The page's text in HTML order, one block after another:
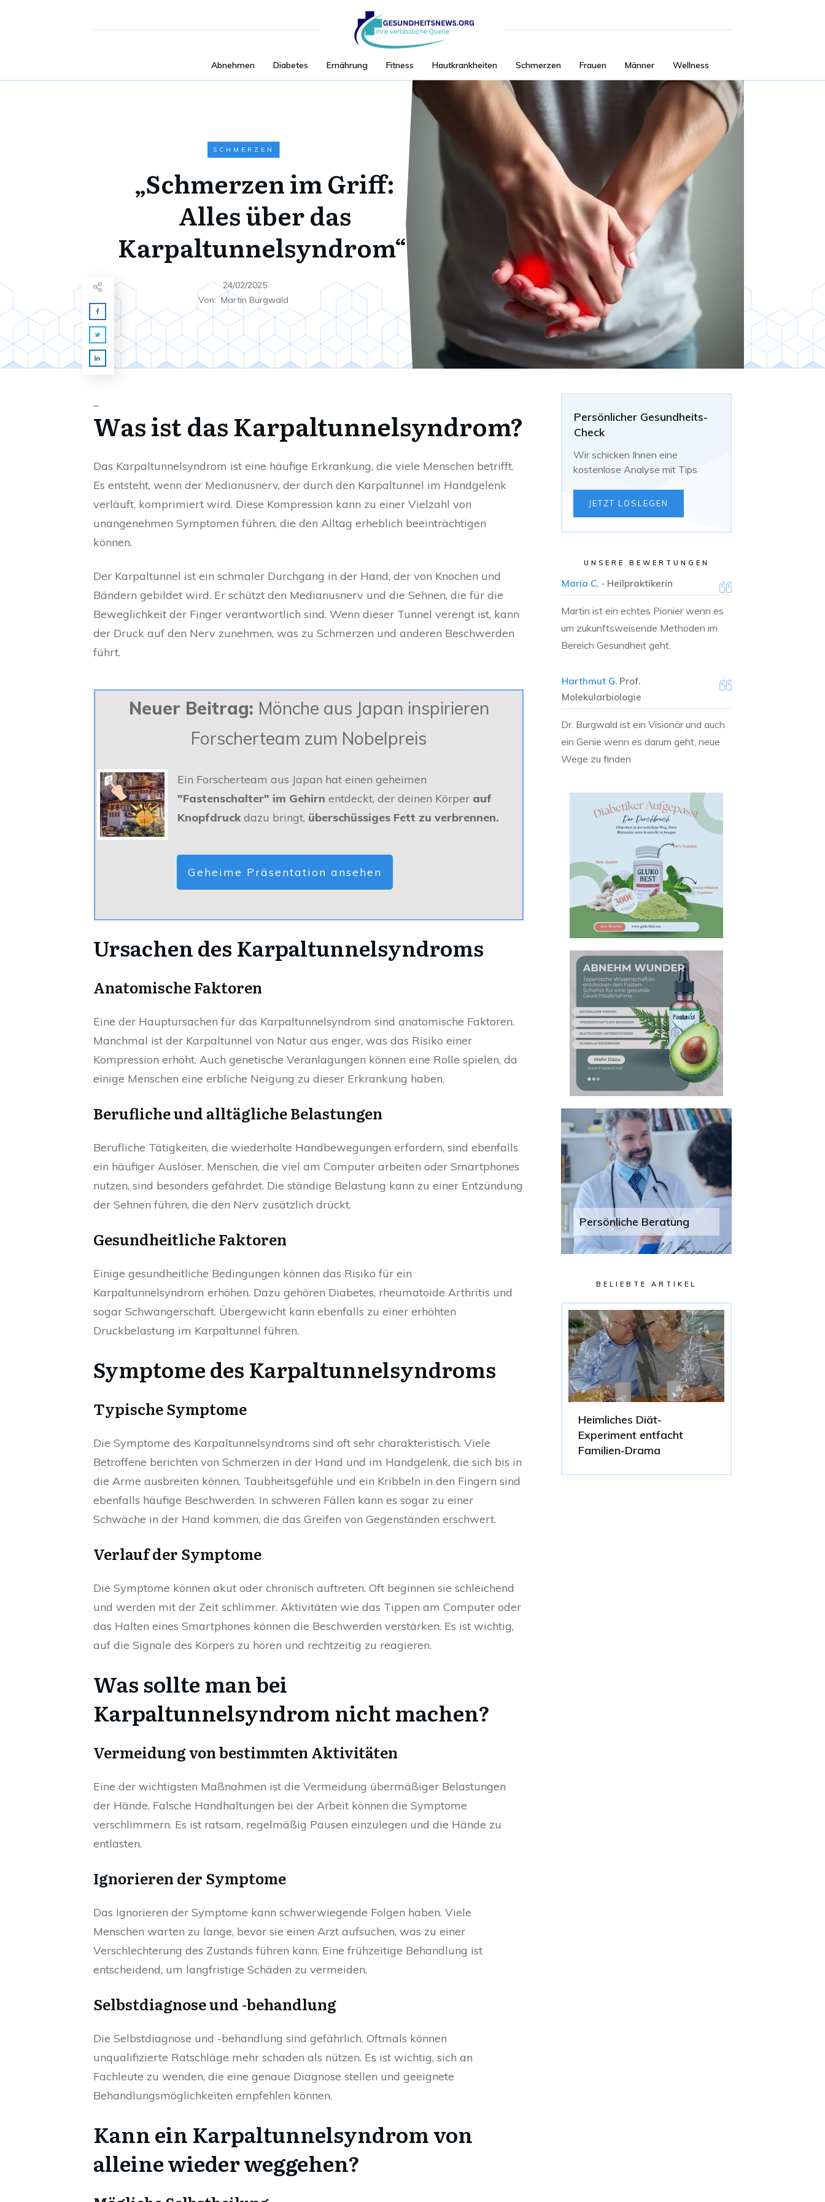
Abnehmen Diabetes Ernährung Fitness Hautkrankheiten Schmerzen Frauen Männer Wellness
SCHMERZEN
„Schmerzen im Griff:
Alles über das
Karpaltunnelsyndrom“
24/02/2025
Von:Martin Burgwald
Was ist das Karpaltunnelsyndrom?
Das Karpaltunnelsyndrom ist eine häufige Erkrankung, die viele Menschen betrifft.
Es entsteht, wenn der Medianusnerv, der durch den Karpaltunnel im Handgelenk
verläuft, komprimiert wird. Diese Kompression kann zu einer Vielzahl von
unangenehmen Symptomen führen, die den Alltag erheblich beeinträchtigen
können.
Der Karpaltunnel ist ein schmaler Durchgang in der Hand, der von Knochen und
Bändern gebildet wird. Er schützt den Medianusnerv und die Sehnen, die für die
Beweglichkeit der Finger verantwortlich sind. Wenn dieser Tunnel verengt ist, kann
der Druck auf den Nerv zunehmen, was zu Schmerzen und anderen Beschwerden
führt.
Neuer Beitrag: Mönche aus Japan inspirieren
Forscherteam zum Nobelpreis
Ein Forscherteam aus Japan hat einen geheimen
"Fastenschalter" im Gehirn entdeckt, der deinen Körperauf
Knopfdruckdazu bringt, überschüssiges Fett zu verbrennen.
Geheime Präsentation ansehen
Ursachen des Karpaltunnelsyndroms
Anatomische Faktoren
Eine der Hauptursachen für das Karpaltunnelsyndrom sind anatomische Faktoren.
Manchmal ist der Karpaltunnel von Natur aus enger, was das Risiko einer
Kompression erhöht. Auch genetische Veranlagungen können eine Rolle spielen, da
einige Menschen eine erbliche Neigung zu dieser Erkrankung haben.
Berufliche und alltägliche Belastungen
Berufliche Tätigkeiten, die wiederholte Handbewegungen erfordern, sind ebenfalls
ein häufiger Auslöser. Menschen, die viel am Computer arbeiten oder Smartphones
nutzen, sind besonders gefährdet. Die ständige Belastung kann zu einer Entzündung
der Sehnen führen, die den Nerv zusätzlich drückt.
Gesundheitliche Faktoren
Einige gesundheitliche Bedingungen können das Risiko für ein
Karpaltunnelsyndrom erhöhen. Dazu gehören Diabetes, rheumatoide Arthritis und
sogar Schwangerschaft. Übergewicht kann ebenfalls zu einer erhöhten
Druckbelastung im Karpaltunnel führen.
Symptome des Karpaltunnelsyndroms
Typische Symptome
Die Symptome des Karpaltunnelsyndroms sind oft sehr charakteristisch. Viele
Betroffene berichten von Schmerzen in der Hand und im Handgelenk, die sich bis in
die Arme ausbreiten können. Taubheitsgefühle und ein Kribbeln in den Fingern sind
ebenfalls häufige Beschwerden. In schweren Fällen kann es sogar zu einer
Schwäche in der Hand kommen, die das Greifen von Gegenständen erschwert.
Verlauf der Symptome
Die Symptome können akut oder chronisch auftreten. Oft beginnen sie schleichend
und werden mit der Zeit schlimmer. Aktivitäten wie das Tippen am Computer oder
das Halten eines Smartphones können die Beschwerden verstärken. Es ist wichtig,
auf die Signale des Körpers zu hören und rechtzeitig zu reagieren.
Was sollte man bei
Karpaltunnelsyndrom nicht machen?
Vermeidung von bestimmten Aktivitäten
Eine der wichtigsten Maßnahmen ist die Vermeidung übermäßiger Belastungen
der Hände. Falsche Handhaltungen bei der Arbeit können die Symptome
verschlimmern. Es ist ratsam, regelmäßig Pausen einzulegen und die Hände zu
entlasten.
Ignorieren der Symptome
Das Ignorieren der Symptome kann schwerwiegende Folgen haben. Viele
Menschen warten zu lange, bevor sie einen Arzt aufsuchen, was zu einer
Verschlechterung des Zustands führen kann. Eine frühzeitige Behandlung ist
entscheidend, um langfristige Schäden zu vermeiden.
Selbstdiagnose und -behandlung
Die Selbstdiagnose und -behandlung sind gefährlich. Oftmals können
unqualifizierte Ratschläge mehr schaden als nützen. Es ist wichtig, sich an
Fachleute zu wenden, die eine genaue Diagnose stellen und geeignete
Behandlungsmöglichkeiten empfehlen können.
Kann ein Karpaltunnelsyndrom von
alleine wieder weggehen?
Persönlicher Gesundheits-
Check
Wir schicken Ihnen eine
kostenlose Analyse mit Tips
JETZT LOSLEGEN
UNSERE BEWERTUNGEN
Maria C. - Heilpraktikerin
Martin ist ein echtes Pionier wenn es
um zukunftsweisende Methoden im
Bereich Gesundheit geht.
Harthmut G. Prof.
Molekularbiologie
Dr. Burgwald ist ein Visionär und auch
ein Genie wenn es darum geht, neue
Wege zu finden
Persönliche Beratung
BELIEBTE ARTIKEL
Heimliches Diät-
Experiment entfacht
Familien-Drama